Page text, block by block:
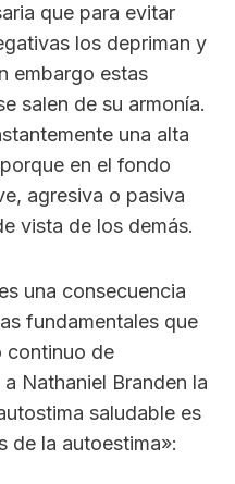
que para evitar
los depriman y
embargo estas
salen de su armonía.
una alta
en el fondo
agresiva o pasiva
vista de los demás.
una consecuencia
fundamentales que
continuo de
Nathaniel Branden la
saludable es
de la autoestima»: